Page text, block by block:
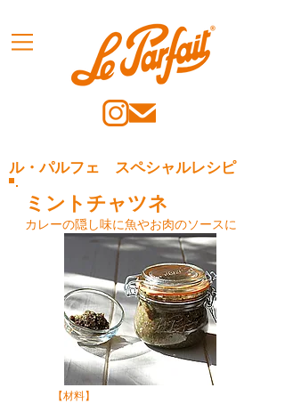
ル・パルフェ スペシャルレシピ
カレーの隠し味に魚やお肉のソースに
ミントチャツネ
【材料】